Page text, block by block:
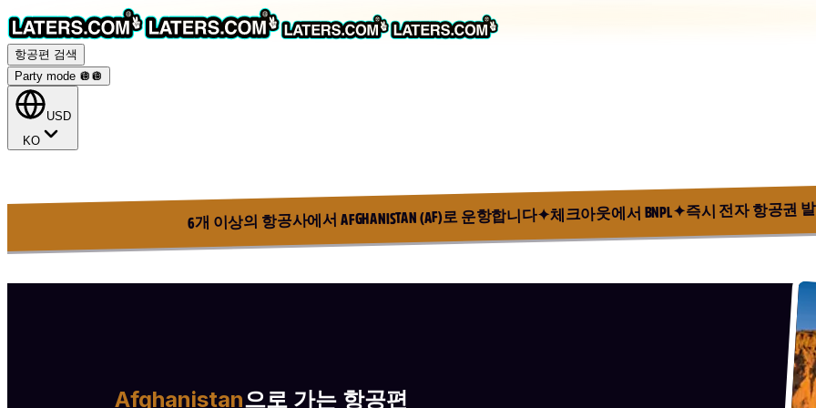
항공편 검색
Party mode 🪩 🪩
USD
KO
6개 이상의 항공사에서 AFGHANISTAN (AF)로 운항합니다✦체크아웃에서 BNPL✦즉시 전자 항공권
Afghanistan으로 가는 항공편